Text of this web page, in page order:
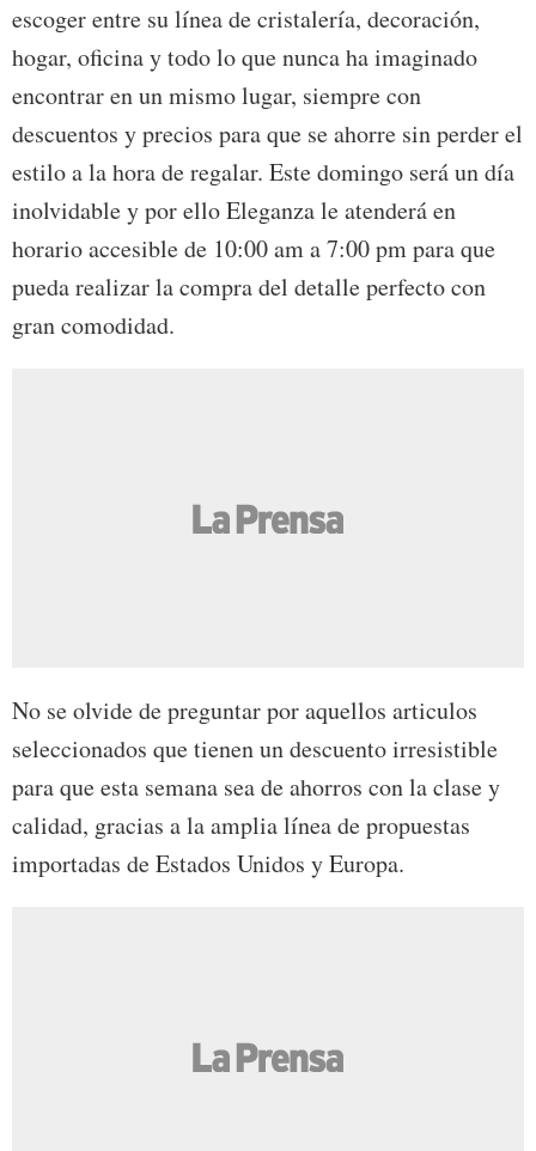
escoger entre su línea de cristalería, decoración,
hogar, oficina y todo lo que nunca ha imaginado
encontrar en un mismo lugar, siempre con
descuentos y precios para que se ahorre sin perder el
estilo a la hora de regalar. Este domingo será un día
inolvidable y por ello Eleganza le atenderá en
horario accesible de 10:00 am a 7:00 pm para que
pueda realizar la compra del detalle perfecto con
gran comodidad.
No se olvide de preguntar por aquellos articulos
seleccionados que tienen un descuento irresistible
para que esta semana sea de ahorros con la clase y
calidad, gracias a la amplia línea de propuestas
importadas de Estados Unidos y Europa.